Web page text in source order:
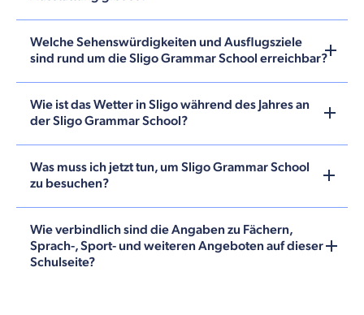
Welche Sehenswürdigkeiten und Ausflugsziele
sind rund um die Sligo Grammar School erreichbar?
Wie ist das Wetter in Sligo während des Jahres an
der Sligo Grammar School?
Was muss ich jetzt tun, um Sligo Grammar School
zu besuchen?
Wie verbindlich sind die Angaben zu Fächern,
Sprach-, Sport- und weiteren Angeboten auf dieser
Schulseite?